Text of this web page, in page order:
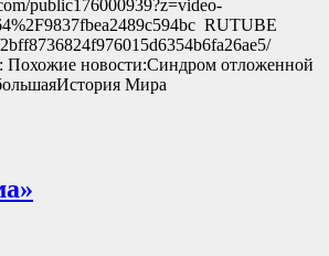
public176000939?z=video-
RUTUBE
Похожие новости:Синдром отложенной
Мира